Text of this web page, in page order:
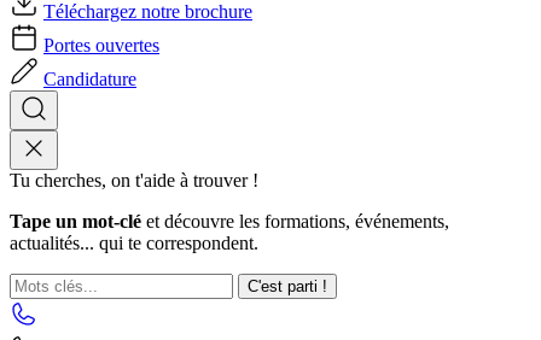
Téléchargez notre brochure
Portes ouvertes
Candidature
Tu cherches, on t'aide à trouver !
Tape un mot-clé et découvre les formations, événements,
actualités... qui te correspondent.
C'est parti !